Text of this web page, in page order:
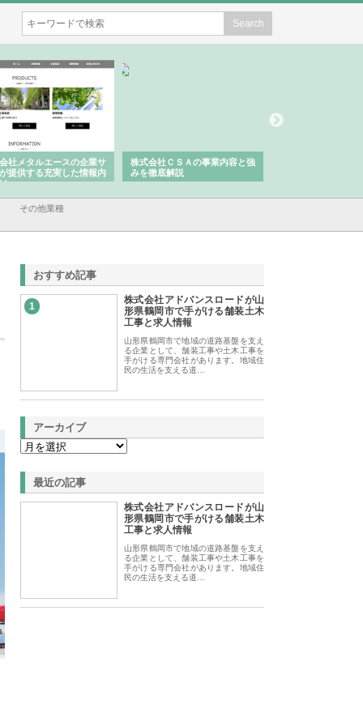
社メタルエースの企業サ
提供する充実した情報内
株式会社ＣＳＡの事業内容と強
みを徹底解説
その他業種
おすすめ記事
1
株式会社アドバンスロードが山
形県鶴岡市で手がける舗装土木
工事と求人情報
山形県鶴岡市で地域の道路基盤を支え
る企業として、舗装工事や土木工事を
手がける専門会社があります。地域住
民の生活を支える道…
アーカイブ
最近の記事
株式会社アドバンスロードが山
形県鶴岡市で手がける舗装土木
工事と求人情報
山形県鶴岡市で地域の道路基盤を支え
る企業として、舗装工事や土木工事を
手がける専門会社があります。地域住
民の生活を支える道…